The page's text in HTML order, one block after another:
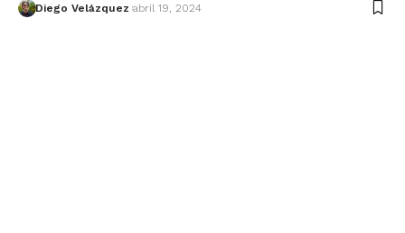
Diego Velázquez abril 19, 2024